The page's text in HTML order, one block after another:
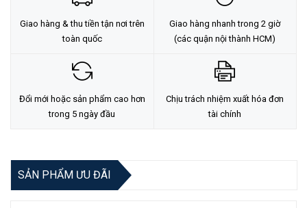
2. Lên đến bốn cổng WAN Gigabit để tối ưu hóa việc sử
Giao hàng & thu tiền tận nơi trên
toàn quốc
Giao hàng nhanh trong 2 giờ
(các quận nội thành HCM)
Đổi mới hoặc sản phẩm cao hơn
trong 5 ngày đầu
Chịu trách nhiệm xuất hóa đơn
tài chính
SẢN PHẨM ƯU ĐÃI